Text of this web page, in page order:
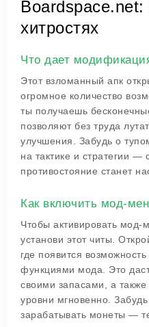
хитростях
Что дает
Этот взломанный апк
огромное количество
ты получаешь
позволяют без труда
улучшения. Забудь о
на тактике и стратегии —
противостояние станет
Как включить мод-
Чтобы активировать мод-
установи этот читы.
где появится
функциями мода. Это
своими запасами, а также
уровни мгновенно.
зарабатывать монеты —